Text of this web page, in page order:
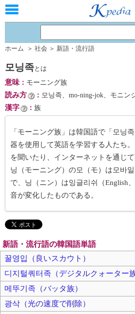
ホーム ＞ 社会 ＞ 新語・流行語
모닝족とは
意味： モーニング族
読み方 ： 모닝족、mo-ning-jok、モニン
漢字 ： 族
「モーニング族」は韓国語で「모닝
器を使用して英語を学習する人たち
を聞いたり、インターネットを通じ
닝（モーニング）の모（モ）は모바일
で、닝（ニン）は잉글리쉬（English
音が変化したものである。
新語・流行語の韓国語単語
꿀영입（良いスカウト）
디지털쿼터족（デジタルクォーター族
메뚜기족（バッタ族）
광삭（光の速度で削除）